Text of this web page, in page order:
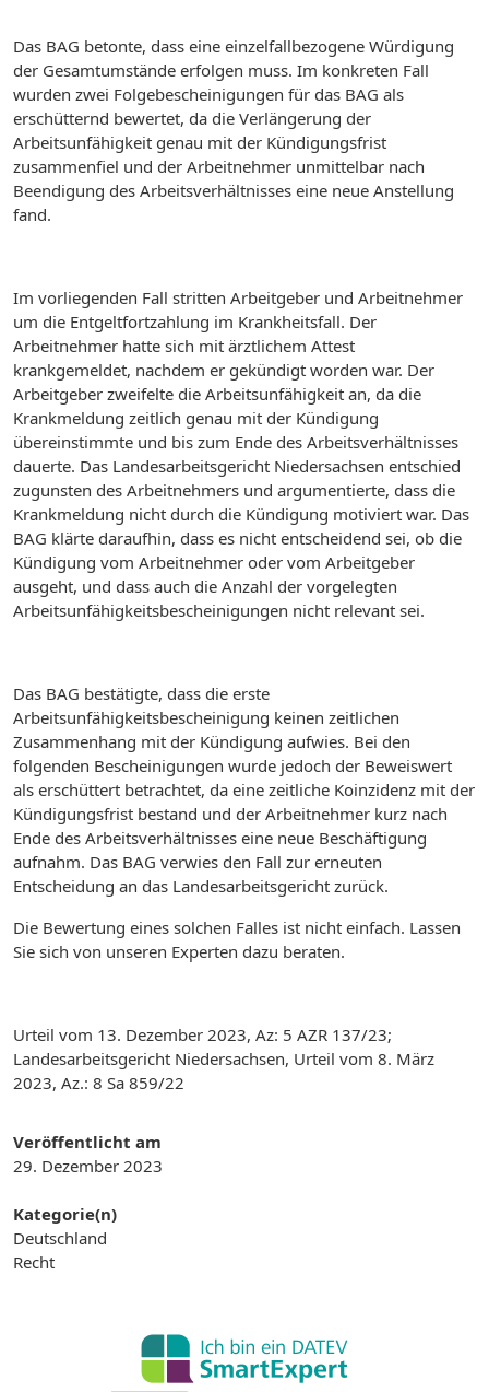
Veröffentlicht am
29. Dezember 2023
Kategorie(n)
Deutschland
Recht
Das BAG betonte, dass eine einzelfallbezogene Würdigung
der Gesamtumstände erfolgen muss. Im konkreten Fall
wurden zwei Folgebescheinigungen für das BAG als
erschütternd bewertet, da die Verlängerung der
Arbeitsunfähigkeit genau mit der Kündigungsfrist
zusammenfiel und der Arbeitnehmer unmittelbar nach
Beendigung des Arbeitsverhältnisses eine neue Anstellung
fand.
Im vorliegenden Fall stritten Arbeitgeber und Arbeitnehmer
um die Entgeltfortzahlung im Krankheitsfall. Der
Arbeitnehmer hatte sich mit ärztlichem Attest
krankgemeldet, nachdem er gekündigt worden war. Der
Arbeitgeber zweifelte die Arbeitsunfähigkeit an, da die
Krankmeldung zeitlich genau mit der Kündigung
übereinstimmte und bis zum Ende des Arbeitsverhältnisses
dauerte. Das Landesarbeitsgericht Niedersachsen entschied
zugunsten des Arbeitnehmers und argumentierte, dass die
Krankmeldung nicht durch die Kündigung motiviert war. Das
BAG klärte daraufhin, dass es nicht entscheidend sei, ob die
Kündigung vom Arbeitnehmer oder vom Arbeitgeber
ausgeht, und dass auch die Anzahl der vorgelegten
Arbeitsunfähigkeitsbescheinigungen nicht relevant sei.
Das BAG bestätigte, dass die erste
Arbeitsunfähigkeitsbescheinigung keinen zeitlichen
Zusammenhang mit der Kündigung aufwies. Bei den
folgenden Bescheinigungen wurde jedoch der Beweiswert
als erschüttert betrachtet, da eine zeitliche Koinzidenz mit der
Kündigungsfrist bestand und der Arbeitnehmer kurz nach
Ende des Arbeitsverhältnisses eine neue Beschäftigung
aufnahm. Das BAG verwies den Fall zur erneuten
Entscheidung an das Landesarbeitsgericht zurück.
Die Bewertung eines solchen Falles ist nicht einfach. Lassen
Sie sich von unseren Experten dazu beraten.
Urteil vom 13. Dezember 2023, Az: 5 AZR 137/23;
Landesarbeitsgericht Niedersachsen, Urteil vom 8. März
2023, Az.: 8 Sa 859/22